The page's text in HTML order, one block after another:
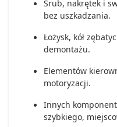
Śrub, nakrętek i
bez uszkadzania.
Łożysk, kół
demontażu.
Elementów
motoryzacji.
Innych
szybkiego,